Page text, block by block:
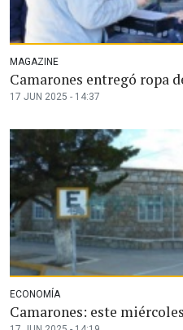
MAGAZINE
Camarones entregó ropa
17 JUN 2025 - 14:37
ECONOMÍA
Camarones: este